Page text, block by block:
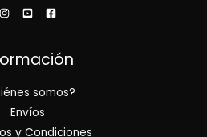
somos?
Envíos
y Condiciones